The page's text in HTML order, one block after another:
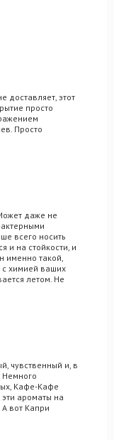
доставляет, этот
просто
Просто
даже не
всего носить
и на стойкости, и
именно такой,
с химией ваших
летом. Не
чувственный и, в
Немного
Кафе-Кафе
ароматы на
вот Капри